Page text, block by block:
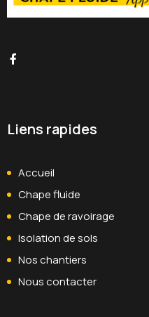
Liens rapides
Accueil
Chape fluide
Chape de ravoirage
Isolation de sols
Nos chantiers
Nous contacter